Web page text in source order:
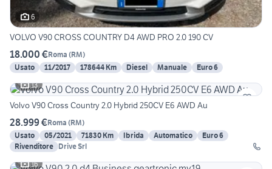
6
VOLVO V90 CROSS COUNTRY D4 AWD PRO 2.0 190 CV
18.000 €Roma (RM)
Usato
11/2017 178644 Km Diesel Manuale
Euro 6
13
Volvo V90 Cross Country 2.0 Hybrid 250CV E6 AWD Au
28.999 €Roma (RM)
Usato
05/2021 71830 Km Ibrida Automatico
Euro 6
Rivenditore Drive Srl
16